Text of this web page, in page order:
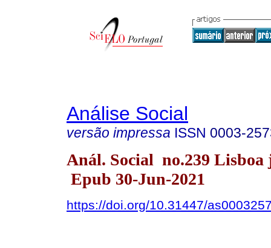
Análise Social
versão impressa ISSN 0003-
Anál. Social no.239 Lisboa
Epub 30-Jun-2021
https://doi.org/10.31447/